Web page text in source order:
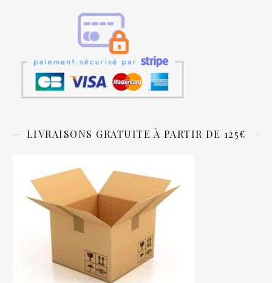
LIVRAISONS GRATUITE À PARTIR DE 125€